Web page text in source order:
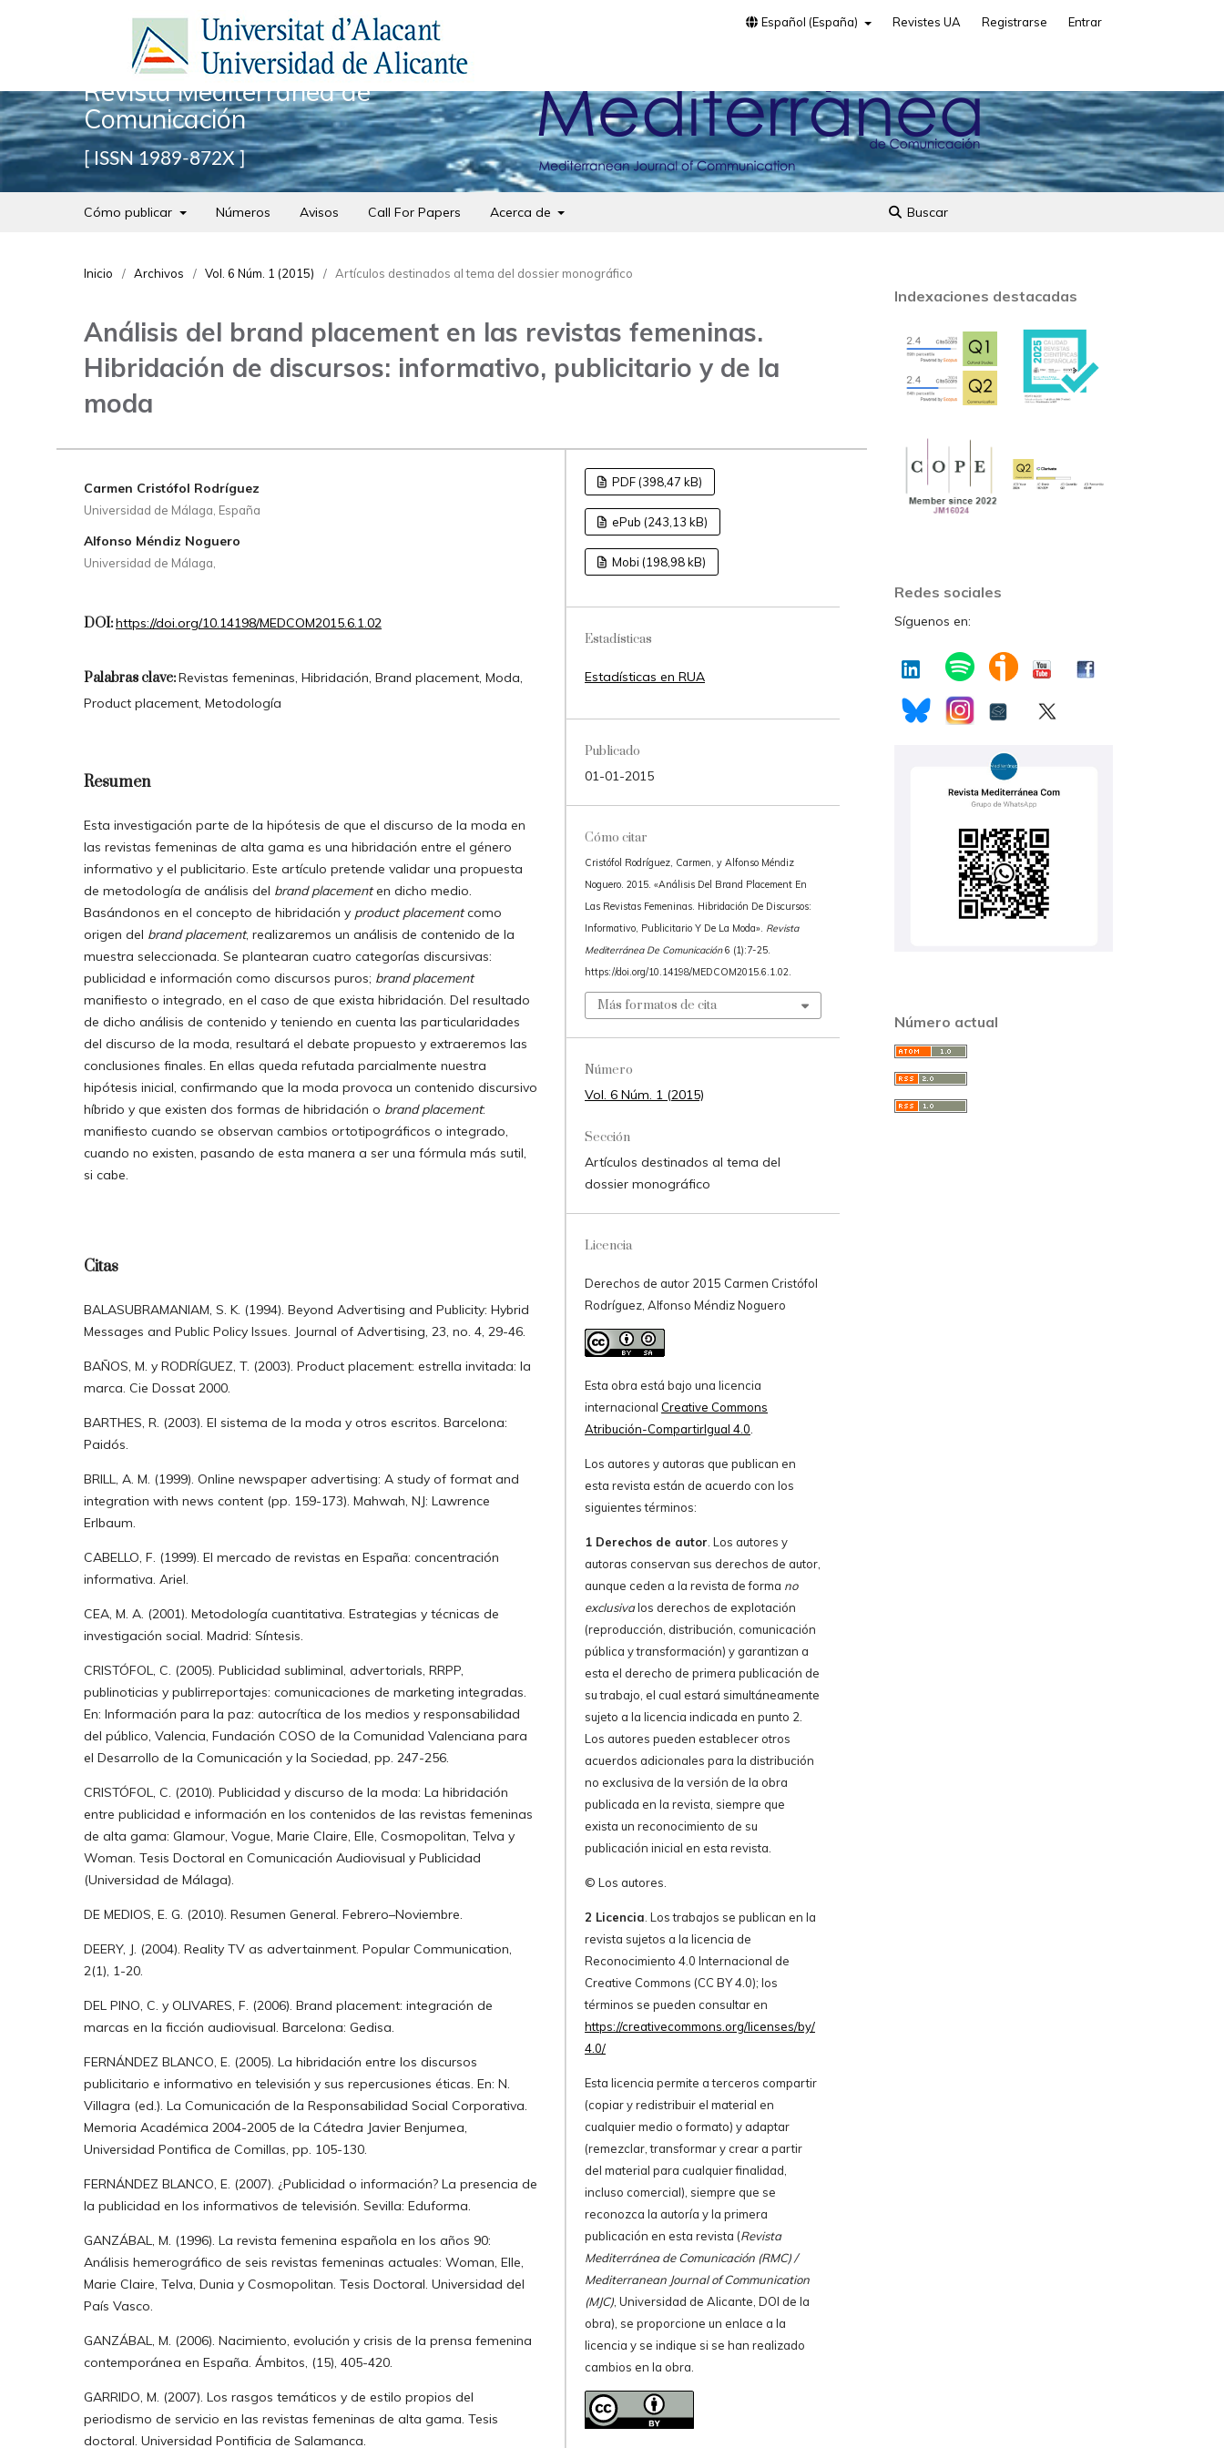
Revista Mediterránea de
Comunicación
ISSN 1989-872X
Cómo publicar Números Avisos Call For Papers Acerca de Buscar
Español (España) Revistes UA Registrarse Entrar
Inicio / Archivos / Vol. 6 Núm. 1 (2015) / Artículos destinados al tema del dossier monográfico
Análisis del brand placement en las revistas femeninas.
Hibridación de discursos: informativo, publicitario y de la
moda
Carmen Cristófol Rodríguez
Universidad de Málaga, España
Alfonso Méndiz Noguero
Universidad de Málaga,
DOI:https://doi.org/10.14198/MEDCOM2015.6.1.02
Palabras clave:Revistas femeninas, Hibridación, Brand placement, Moda,
Product placement, Metodología
Resumen
Esta investigación parte de la hipótesis de que el discurso de la moda en
las revistas femeninas de alta gama es una hibridación entre el género
informativo y el publicitario. Este artículo pretende validar una propuesta
de metodología de análisis del brand placementen dicho medio.
Basándonos en el concepto de hibridación y product placementcomo
origen del brand placement, realizaremos un análisis de contenido de la
muestra seleccionada. Se plantearan cuatro categorías discursivas:
publicidad e información como discursos puros; brand placement
manifiesto o integrado, en el caso de que exista hibridación. Del resultado
de dicho análisis de contenido y teniendo en cuenta las particularidades
del discurso de la moda, resultará el debate propuesto y extraeremos las
conclusiones finales. En ellas queda refutada parcialmente nuestra
hipótesis inicial, confirmando que la moda provoca un contenido discursivo
híbrido y que existen dos formas de hibridación o brand placement:
manifiesto cuando se observan cambios ortotipográficos o integrado,
cuando no existen, pasando de esta manera a ser una fórmula más sutil,
si cabe.
Citas
BALASUBRAMANIAM, S. K. (1994). Beyond Advertising and Publicity: Hybrid
Messages and Public Policy Issues. Journal of Advertising, 23, no. 4, 29-46.
BAÑOS, M. y RODRÍGUEZ, T. (2003). Product placement: estrella invitada: la
marca. Cie Dossat 2000.
BARTHES, R. (2003). El sistema de la moda y otros escritos. Barcelona:
Paidós.
BRILL, A. M. (1999). Online newspaper advertising: A study of format and
integration with news content (pp. 159-173). Mahwah, NJ: Lawrence
Erlbaum.
CABELLO, F. (1999). El mercado de revistas en España: concentración
informativa. Ariel.
CEA, M. A. (2001). Metodología cuantitativa. Estrategias y técnicas de
investigación social. Madrid: Síntesis.
CRISTÓFOL, C. (2005). Publicidad subliminal, advertorials, RRPP,
publinoticias y publirreportajes: comunicaciones de marketing integradas.
En: Información para la paz: autocrítica de los medios y responsabilidad
del público, Valencia, Fundación COSO de la Comunidad Valenciana para
el Desarrollo de la Comunicación y la Sociedad, pp. 247-256.
CRISTÓFOL, C. (2010). Publicidad y discurso de la moda: La hibridación
entre publicidad e información en los contenidos de las revistas femeninas
de alta gama: Glamour, Vogue, Marie Claire, Elle, Cosmopolitan, Telva y
Woman. Tesis Doctoral en Comunicación Audiovisual y Publicidad
(Universidad de Málaga).
DE MEDIOS, E. G. (2010). Resumen General. Febrero–Noviembre.
DEERY, J. (2004). Reality TV as advertainment. Popular Communication,
2(1), 1-20.
DEL PINO, C. y OLIVARES, F. (2006). Brand placement: integración de
marcas en la ficción audiovisual. Barcelona: Gedisa.
FERNÁNDEZ BLANCO, E. (2005). La hibridación entre los discursos
publicitario e informativo en televisión y sus repercusiones éticas. En: N.
Villagra (ed.). La Comunicación de la Responsabilidad Social Corporativa.
Memoria Académica 2004-2005 de la Cátedra Javier Benjumea,
Universidad Pontifica de Comillas, pp. 105-130.
FERNÁNDEZ BLANCO, E. (2007). ¿Publicidad o información? La presencia de
la publicidad en los informativos de televisión. Sevilla: Eduforma.
GANZÁBAL, M. (1996). La revista femenina española en los años 90:
Análisis hemerográfico de seis revistas femeninas actuales: Woman, Elle,
Marie Claire, Telva, Dunia y Cosmopolitan. Tesis Doctoral. Universidad del
País Vasco.
GANZÁBAL, M. (2006). Nacimiento, evolución y crisis de la prensa femenina
contemporánea en España. Ámbitos, (15), 405-420.
GARRIDO, M. (2007). Los rasgos temáticos y de estilo propios del
periodismo de servicio en las revistas femeninas de alta gama. Tesis
doctoral. Universidad Pontificia de Salamanca.
PDF (398,47 kB)
ePub (243,13 kB)
Mobi (198,98 kB)
Estadísticas
Estadísticas en RUA
Publicado
01-01-2015
Cómo citar
Cristófol Rodríguez, Carmen, y Alfonso Méndiz
Noguero. 2015. «Análisis Del Brand Placement En
Las Revistas Femeninas. Hibridación De Discursos:
Informativo, Publicitario Y De La Moda». Revista
Mediterránea De Comunicación6 (1):7-25.
https://doi.org/10.14198/MEDCOM2015.6.1.02.
Más formatos de cita
Número
Vol. 6 Núm. 1 (2015)
Sección
Artículos destinados al tema del
dossier monográfico
Licencia
Derechos de autor 2015 Carmen Cristófol
Rodríguez, Alfonso Méndiz Noguero
Esta obra está bajo una licencia
internacional Creative Commons
Atribución-CompartirIgual 4.0.
Los autores y autoras que publican en
esta revista están de acuerdo con los
siguientes términos:
1 Derechos de autor. Los autores y
autoras conservan sus derechos de autor,
aunque ceden a la revista de forma no
exclusivalos derechos de explotación
(reproducción, distribución, comunicación
pública y transformación) y garantizan a
esta el derecho de primera publicación de
su trabajo, el cual estará simultáneamente
sujeto a la licencia indicada en punto 2.
Los autores pueden establecer otros
acuerdos adicionales para la distribución
no exclusiva de la versión de la obra
publicada en la revista, siempre que
exista un reconocimiento de su
publicación inicial en esta revista.
© Los autores.
2 Licencia. Los trabajos se publican en la
revista sujetos a la licencia de
Reconocimiento 4.0 Internacional de
Creative Commons (CC BY 4.0); los
términos se pueden consultar en
https://creativecommons.org/licenses/by/
4.0/
Esta licencia permite a terceros compartir
(copiar y redistribuir el material en
cualquier medio o formato) y adaptar
(remezclar, transformar y crear a partir
del material para cualquier finalidad,
incluso comercial), siempre que se
reconozca la autoría y la primera
publicación en esta revista (Revista
Mediterránea de Comunicación (RMC) /
Mediterranean Journal of Communication
(MJC), Universidad de Alicante, DOI de la
obra), se proporcione un enlace a la
licencia y se indique si se han realizado
cambios en la obra.
Indexaciones destacadas
Redes sociales
Síguenos en:
Número actual